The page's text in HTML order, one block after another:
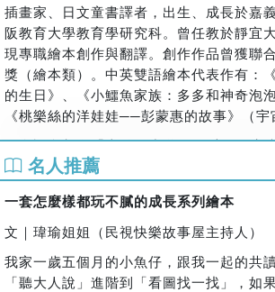
【專業推薦】
王瑋瑜│民視快樂故事屋主持人
周育如│清華大學幼兒教育學系副教授
涂妙如│輔仁大學兒童與家庭學系副教授
湯舒皮│插畫家
劉清彥│童書作家／兒童節目主持人
壘 摳│插畫家與旅行作家
嚴淑女│童書作家與插畫家協會臺灣分會會
（按姓氏筆畫排序）
插畫家、日文童書譯者，出生、成長於嘉
阪教育大學教育學研究科。曾任教於靜宜
現專職繪本創作與翻譯。創作作品曾獲聯
獎（繪本類）。中英雙語繪本代表作有：
的生日》、《小鱷魚家族：多多和神奇泡
《桃樂絲的洋娃娃──彭蒙惠的故事》（宇
更多訊息都在「米雅散步道」FB專頁及部
http://miyahwalker.blogspot.com/
名人推薦
一套怎麼樣都玩不膩的成長系列繪本
文｜瑋瑜姐姐（民視快樂故事屋主持人）
我家一歲五個月的小魚仔，跟我一起的共
「聽大人說」進階到「看圖找一找」，如